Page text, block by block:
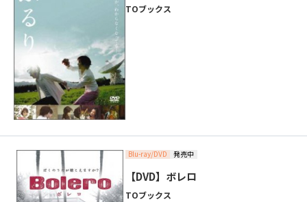
TOブックス
Blu-ray/DVD 発売中
【DVD】ボレロ
TOブックス